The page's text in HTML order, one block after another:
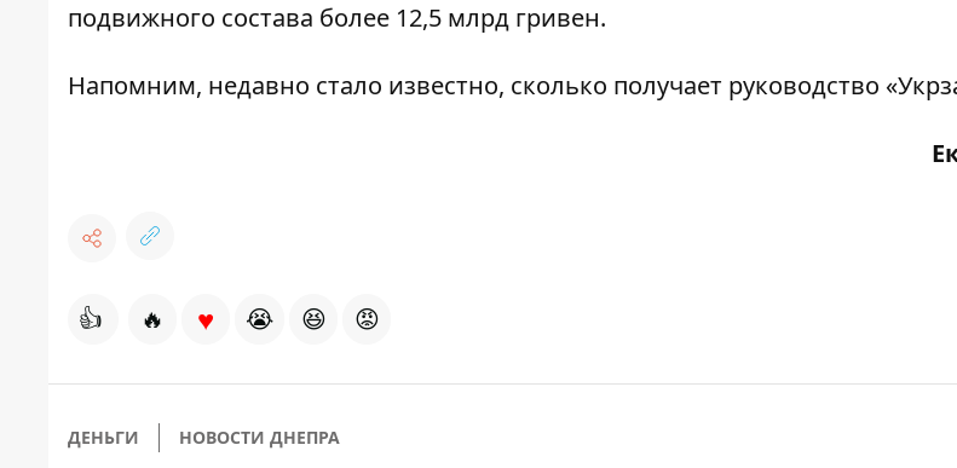
подвижного состава более 12,5 млрд гривен.
Напомним, недавно стало известно, сколько получает руководство
👍 🔥 ♥ 😭 😆 😡
ДЕНЬГИ НОВОСТИ ДНЕПРА